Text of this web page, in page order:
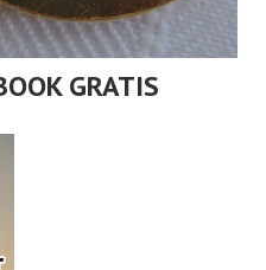
GRATIS